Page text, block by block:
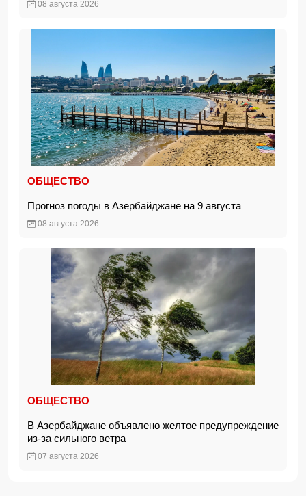
08 августа 2026
ОБЩЕСТВО
Прогноз погоды в Азербайджане на 9 августа
08 августа 2026
ОБЩЕСТВО
В Азербайджане объявлено желтое предупреждение
из-за сильного ветра
07 августа 2026